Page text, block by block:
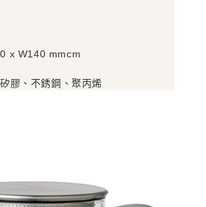
閱以下連結：
限公司提供之「AFTEE先享後付」服務完成之交
內提供個人資料，並將交易相關給付款項請求債
公司。
，請瀏覽以下網址：
權停止該用戶之使用額度並採取法律行動。
x W140 mmcm
膠、不銹鋼、聚丙烯